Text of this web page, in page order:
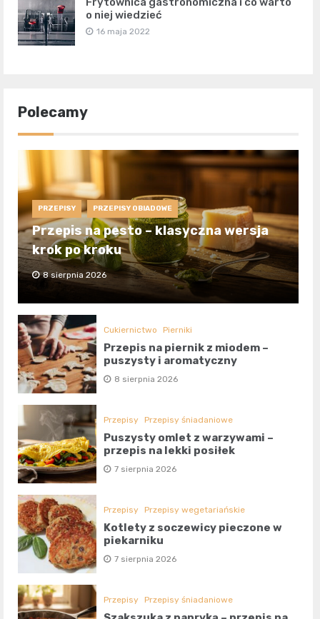
o niej wiedzieć
16 maja 2022
Polecamy
PRZEPISY PRZEPISY OBIADOWE
Przepis na pesto – klasyczna wersja
krok po kroku
8 sierpnia 2026
Cukiernictwo Pierniki
Przepis na piernik z miodem –
puszysty i aromatyczny
8 sierpnia 2026
Przepisy Przepisy śniadaniowe
Puszysty omlet z warzywami –
przepis na lekki posiłek
7 sierpnia 2026
Przepisy Przepisy wegetariańskie
Kotlety z soczewicy pieczone w
piekarniku
7 sierpnia 2026
Przepisy Przepisy śniadaniowe